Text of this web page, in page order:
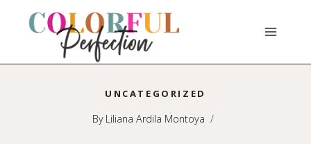
UNCATEGORIZED
By Liliana Ardila Montoya